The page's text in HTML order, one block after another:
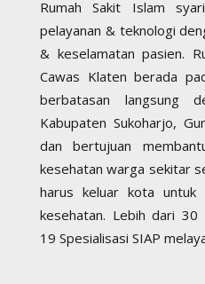
Rumah Sakit Islam
pelayanan & teknologi
& keselamatan pasien.
Cawas Klaten berada
berbatasan langsung
Kabupaten Sukoharjo,
dan bertujuan
kesehatan warga sekitar
harus keluar kota untuk
kesehatan. Lebih dari 30
19 Spesialisasi SIAP